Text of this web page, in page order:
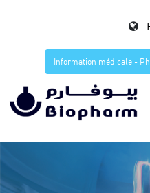
Information médicale -